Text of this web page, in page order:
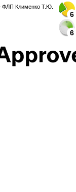
ФЛП Клименко Т.Ю.
6
6
6
6
6
6
6
6
6
6
6
6
6
6
6
6
6
6
6
6
6
6
6
6
6
6
6
6
6
6